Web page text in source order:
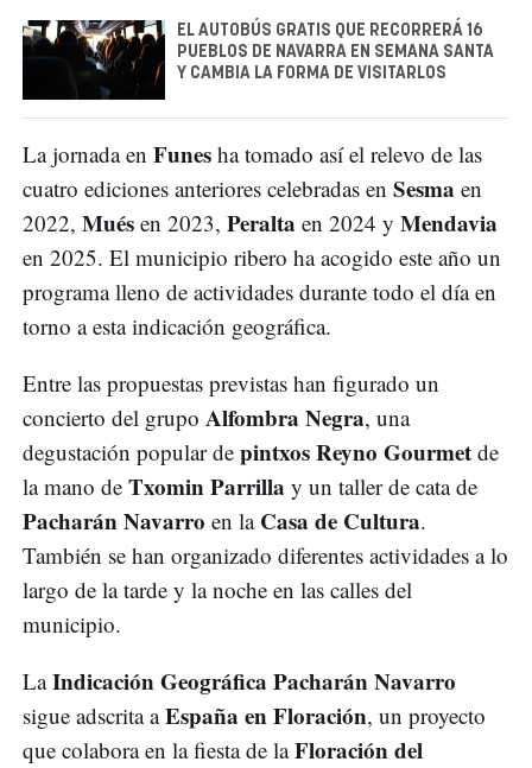
EL AUTOBÚS GRATIS QUE RECORRERÁ 16
PUEBLOS DE NAVARRA EN SEMANA SANTA
Y CAMBIA LA FORMA DE VISITARLOS
La jornada en Funes ha tomado así el relevo de las
cuatro ediciones anteriores celebradas en Sesma en
2022, Mués en 2023, Peralta en 2024 y Mendavia
en 2025. El municipio ribero ha acogido este año un
programa lleno de actividades durante todo el día en
torno a esta indicación geográfica.
Entre las propuestas previstas han figurado un
concierto del grupo Alfombra Negra, una
degustación popular de pintxos Reyno Gourmet de
la mano de Txomin Parrilla y un taller de cata de
Pacharán Navarro en la Casa de Cultura.
También se han organizado diferentes actividades a lo
largo de la tarde y la noche en las calles del
municipio.
LaIndicación Geográfica Pacharán Navarro
sigue adscrita aEspaña en Floración, un proyecto
que colabora en la fiesta de laFloración del